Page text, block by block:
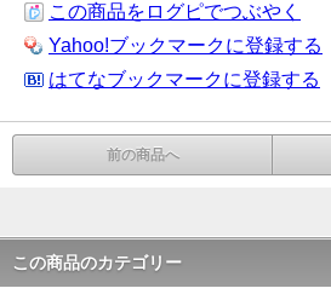
この商品をログピでつぶやく
Yahoo!ブックマークに登録する
はてなブックマークに登録する
前の商品へ
この商品のカテゴリー